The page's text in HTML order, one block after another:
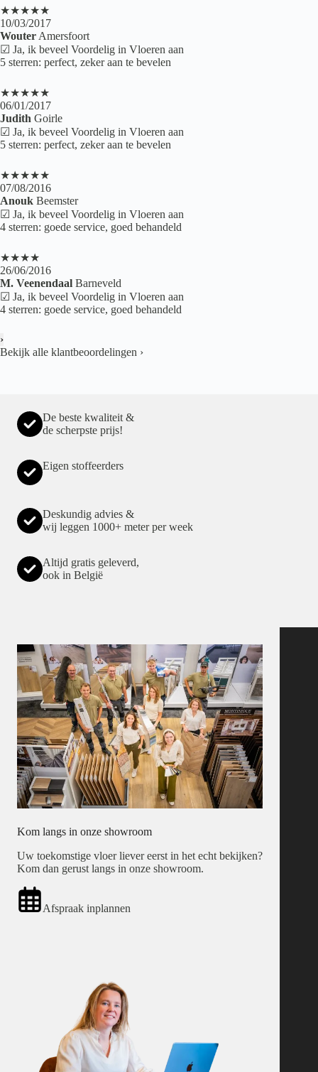
★★★★★
10/03/2017
Wouter Amersfoort
☑ Ja, ik beveel Voordelig in Vloeren aan
5 sterren: perfect, zeker aan te bevelen
★★★★★
06/01/2017
Judith Goirle
☑ Ja, ik beveel Voordelig in Vloeren aan
5 sterren: perfect, zeker aan te bevelen
★★★★★
07/08/2016
Anouk Beemster
☑ Ja, ik beveel Voordelig in Vloeren aan
4 sterren: goede service, goed behandeld
★★★★
26/06/2016
M. Veenendaal Barneveld
☑ Ja, ik beveel Voordelig in Vloeren aan
4 sterren: goede service, goed behandeld
›
Bekijk alle klantbeoordelingen ›
De beste kwaliteit &
de scherpste prijs!
Eigen stoffeerders
Deskundig advies &
wij leggen 1000+ meter per week
Altijd gratis geleverd,
ook in België
Kom langs in onze showroom
Uw toekomstige vloer liever eerst in het echt bekijken?
Kom dan gerust langs in onze showroom.
Afspraak inplannen